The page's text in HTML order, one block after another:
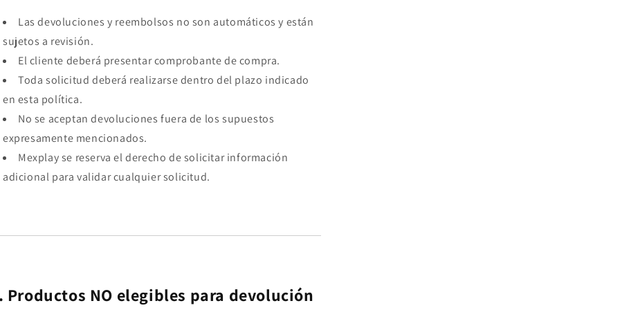
Las devoluciones y reembolsos no son automáticos y están
sujetos a revisión.
El cliente deberá presentar comprobante de compra.
Toda solicitud deberá realizarse dentro del plazo indicado
en esta política.
No se aceptan devoluciones fuera de los supuestos
expresamente mencionados.
Mexplay se reserva el derecho de solicitar información
adicional para validar cualquier solicitud.
Productos NO elegibles para devolución